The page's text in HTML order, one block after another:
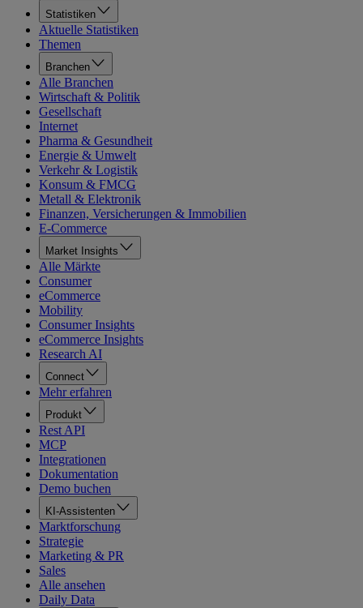
Statistiken
Aktuelle Statistiken
Themen
Branchen
Alle Branchen
Wirtschaft & Politik
Gesellschaft
Internet
Pharma & Gesundheit
Energie & Umwelt
Verkehr & Logistik
Konsum & FMCG
Metall & Elektronik
Finanzen, Versicherungen & Immobilien
E-Commerce
Market Insights
Alle Märkte
Consumer
eCommerce
Mobility
Consumer Insights
eCommerce Insights
Research AI
Connect
Mehr erfahren
Produkt
Rest API
MCP
Integrationen
Dokumentation
Demo buchen
KI-Assistenten
Marktforschung
Strategie
Marketing & PR
Sales
Alle ansehen
Daily Data